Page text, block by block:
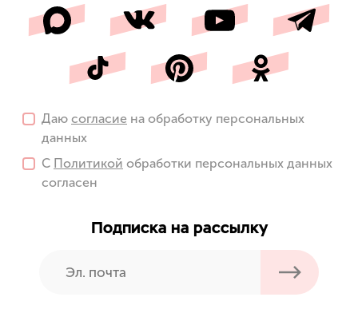
Даю согласие на обработку персональных
данных
С Политикой обработки персональных данных
согласен
Подписка на рассылку